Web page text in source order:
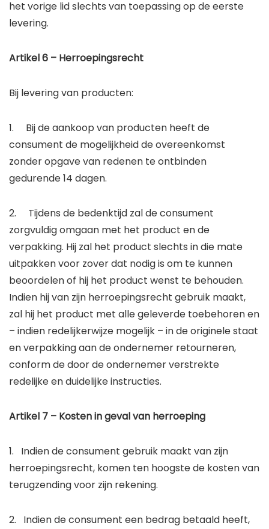
het vorige lid slechts van toepassing op de eerste
levering.
Artikel 6 – Herroepingsrecht
Bij levering van producten:
1. Bij de aankoop van producten heeft de
consument de mogelijkheid de overeenkomst
zonder opgave van redenen te ontbinden
gedurende 14 dagen.
2. Tijdens de bedenktijd zal de consument
zorgvuldig omgaan met het product en de
verpakking. Hij zal het product slechts in die mate
uitpakken voor zover dat nodig is om te kunnen
beoordelen of hij het product wenst te behouden.
Indien hij van zijn herroepingsrecht gebruik maakt,
zal hij het product met alle geleverde toebehoren en
– indien redelijkerwijze mogelijk – in de originele staat
en verpakking aan de ondernemer retourneren,
conform de door de ondernemer verstrekte
redelijke en duidelijke instructies.
Artikel 7 – Kosten in geval van herroeping
1. Indien de consument gebruik maakt van zijn
herroepingsrecht, komen ten hoogste de kosten van
terugzending voor zijn rekening.
2. Indien de consument een bedrag betaald heeft,